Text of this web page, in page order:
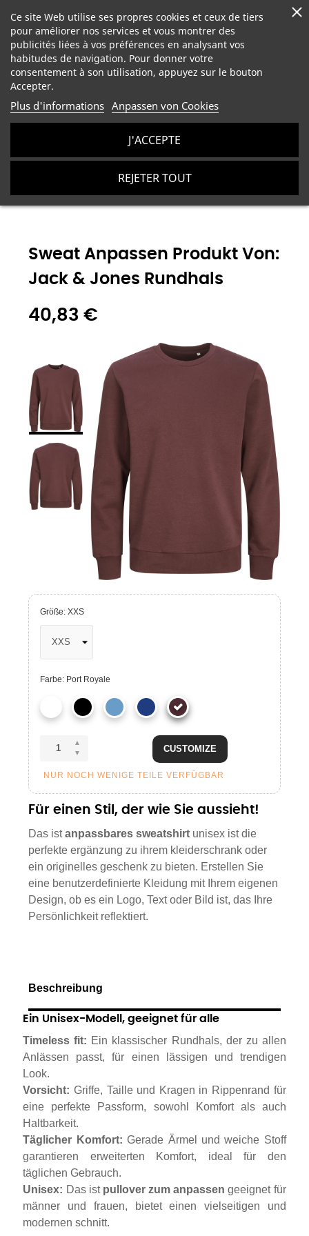
Produkt von: Jack & Jones Rundhals
Sweat Anpassen Produkt Von:
Jack & Jones Rundhals
40,83 €
Größe: XXS
Farbe: Port Royale
CUSTOMIZE
NUR NOCH WENIGE TEILE VERFÜGBAR
Für einen Stil, der wie Sie aussieht!
Das istanpassbares sweatshirt unisex ist die
perfekte ergänzung zu ihrem kleiderschrank oder
ein originelles geschenk zu bieten. Erstellen Sie
eine benutzerdefinierte Kleidung mit Ihrem eigenen
Design, ob es ein Logo, Text oder Bild ist, das Ihre
Persönlichkeit reflektiert.
Beschreibung
Ein Unisex-Modell, geeignet für alle
Timeless fit: Ein klassischer Rundhals, der zu allen
Anlässen passt, für einen lässigen und trendigen
Look.
Vorsicht: Griffe, Taille und Kragen in Rippenrand für
eine perfekte Passform, sowohl Komfort als auch
Haltbarkeit.
Täglicher Komfort: Gerade Ärmel und weiche Stoff
garantieren erweiterten Komfort, ideal für den
täglichen Gebrauch.
Unisex: Das ist pullover zum anpassen geeignet für
männer und frauen, bietet einen vielseitigen und
modernen schnitt.
Ce site Web utilise ses propres cookies et ceux de tiers
pour améliorer nos services et vous montrer des
publicités liées à vos préférences en analysant vos
habitudes de navigation. Pour donner votre
consentement à son utilisation, appuyez sur le bouton
Accepter.
Plus d'informations Anpassen von Cookies
REJETER TOUT
J'ACCEPTE